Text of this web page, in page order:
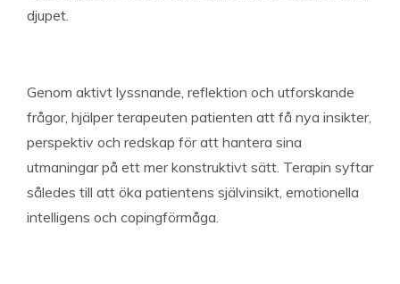
djupet.
Genom aktivt lyssnande, reflektion och utforskande
frågor, hjälper terapeuten patienten att få nya insikter,
perspektiv och redskap för att hantera sina
utmaningar på ett mer konstruktivt sätt. Terapin syftar
således till att öka patientens självinsikt, emotionella
intelligens och copingförmåga.